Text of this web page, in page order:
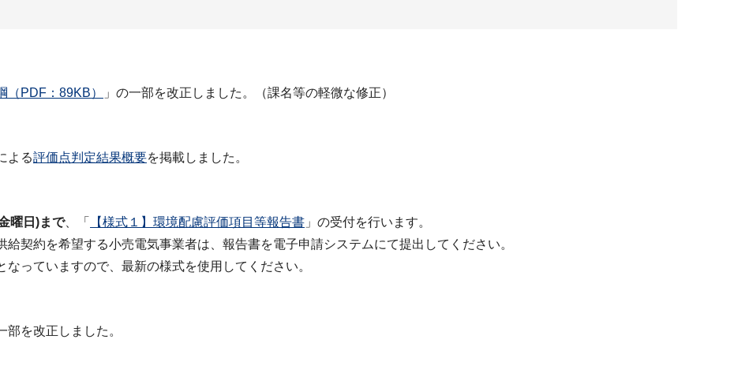
PDF：89KB） 」の一部を改正しました。（課名等の軽微な修正）
よる評価点判定結果概要を掲載しました。
曜日)まで、「 【様式１】環境配慮評価項目等報告書 」の受付を⾏います。
約を希望する⼩売電気事業者は、報告書を電子申請システムにて提出してください。
ていますので、最新の様式を使⽤してください。
部を改正しました。